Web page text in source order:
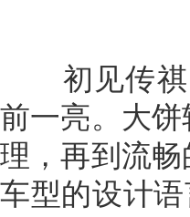
初见传祺
前一亮。大
理，再到流
车型的设计